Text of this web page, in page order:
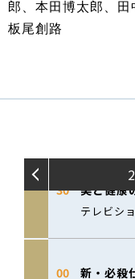
郎、本田博太郎、田
板尾創路